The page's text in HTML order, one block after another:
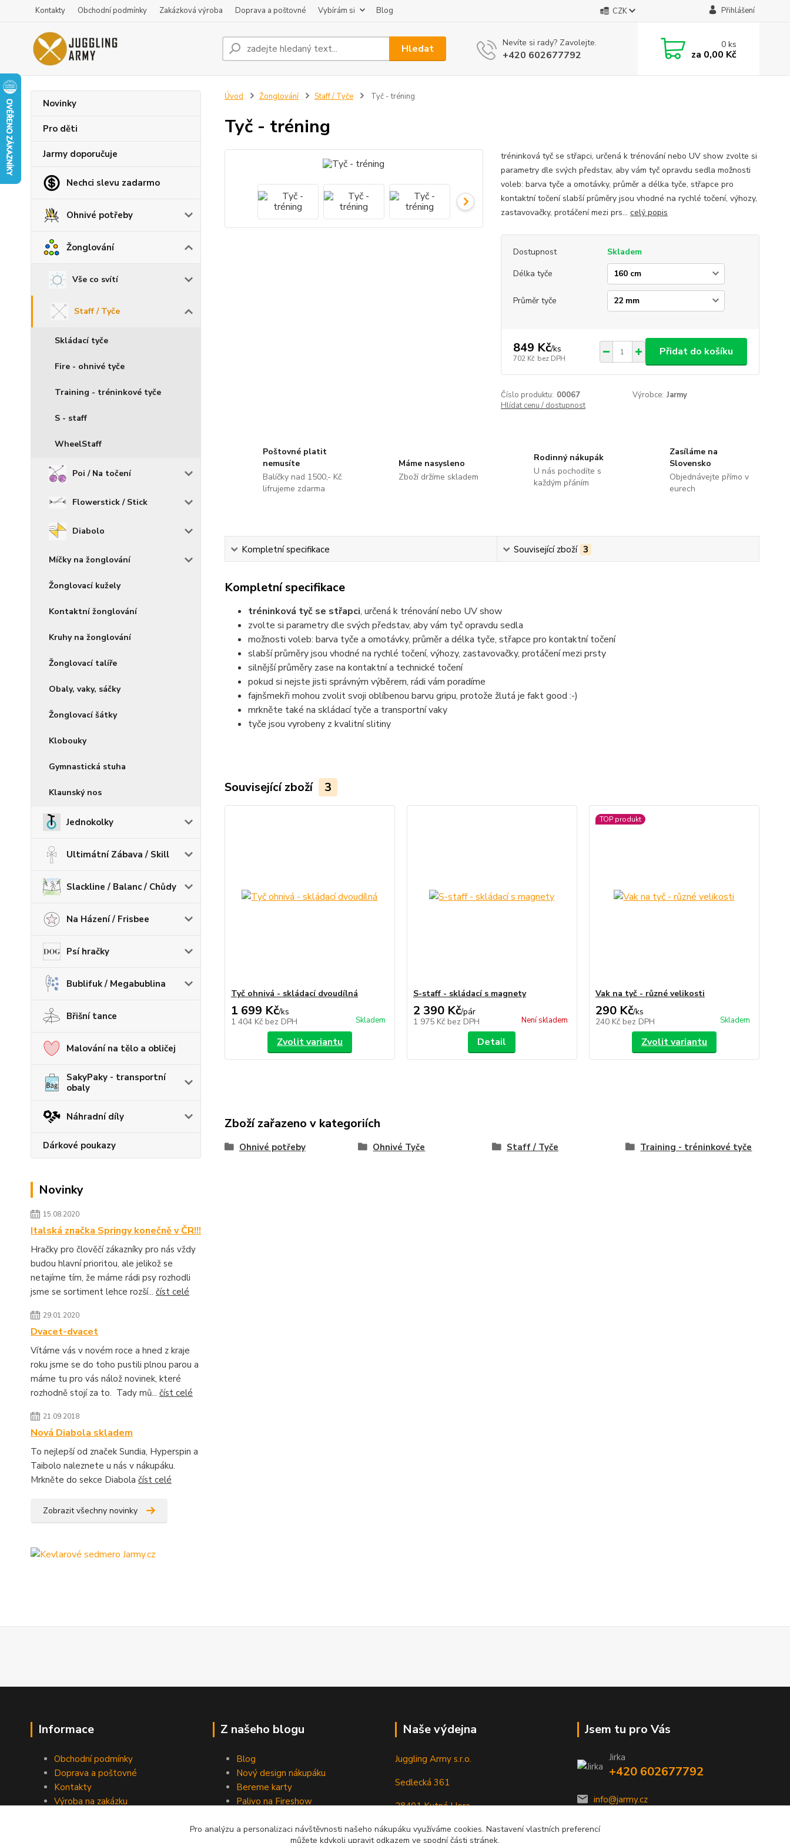
Kontakty Obchodní podmínky Zakázková výroba Doprava a poštovné Vybírám si Blog CZK Přihlášení
Hledat Nevíte si rady? Zavolejte.
+420 602677792
0ks
za 0,00 Kč
Novinky
Pro děti
Jarmy doporučuje
Nechci slevu zadarmo
Ohnivé potřeby
Žonglování
Vše co svítí
Staff / Tyče
Skládací tyče
Fire - ohnivé tyče
Training - tréninkové tyče
S - staff
WheelStaff
Poi / Na točení
Flowerstick / Stick
Diabolo
Míčky na žonglování
Žonglovací kužely
Kontaktní žonglování
Kruhy na žonglování
Žonglovací talíře
Obaly, vaky, sáčky
Žonglovací šátky
Klobouky
Gymnastická stuha
Klaunský nos
Jednokolky
Ultimátní Zábava / Skill
Slackline / Balanc / Chůdy
Na Házení / Frisbee
Psí hračky
Bublifuk / Megabublina
Břišní tance
Malování na tělo a obličej
SakyPaky - transportní
obaly
Náhradní díly
Dárkové poukazy
Novinky
15.08.2020
Italská značka Springy konečně v ČR!!!
Hračky pro člověčí zákazníky pro nás vždy
budou hlavní prioritou, ale jelikož se
netajíme tím, že máme rádi psy rozhodli
jsme se sortiment lehce rozší... číst celé
29.01.2020
Dvacet-dvacet
Vítáme vás v novém roce a hned z kraje
roku jsme se do toho pustili plnou parou a
máme tu pro vás nálož novinek, které
rozhodně stojí za to. Tady mů... číst celé
21.09.2018
Nová Diabola skladem
To nejlepší od značek Sundia, Hyperspin a
Taibolo naleznete u nás v nákupáku.
Mrkněte do sekce Diabola číst celé
Zobrazit všechny novinky
Úvod Žonglování Staff / Tyče Tyč - tréning
Tyč - tréning
tréninková tyč se střapci, určená k trénování nebo UV show zvolte si
parametry dle svých představ, aby vám tyč opravdu sedla možnosti
voleb: barva tyče a omotávky, průměr a délka tyče, střapce pro
kontaktní točení slabší průměry jsou vhodné na rychlé točení, výhozy,
zastavovačky, protáčení mezi prs... celý popis
Dostupnost
Skladem
Délka tyče
Průměr tyče
849 Kč/ks
702 Kč bez DPH
Přidat do košíku
Číslo produktu: 00067 Výrobce: Jarmy
Hlídat cenu / dostupnost
Poštovné platit
nemusíte
Balíčky nad 1500,- Kč
lifrujeme zdarma
Máme nasysleno
Zboží držíme skladem
Rodinný nákupák
U nás pochodíte s
každým přáním
Zasíláme na
Slovensko
Objednávejte přímo v
eurech
Kompletní specifikace Související zboží 3
Kompletní specifikace
tréninková tyč se střapci, určená k trénování nebo UV show
zvolte si parametry dle svých představ, aby vám tyč opravdu sedla
možnosti voleb: barva tyče a omotávky, průměr a délka tyče, střapce pro kontaktní točení
slabší průměry jsou vhodné na rychlé točení, výhozy, zastavovačky, protáčení mezi prsty
silnější průměry zase na kontaktní a technické točení
pokud si nejste jisti správným výběrem, rádi vám poradíme
fajnšmekři mohou zvolit svoji oblíbenou barvu gripu, protože žlutá je fakt good :-)
mrkněte také na skládací tyče a transportní vaky
tyče jsou vyrobeny z kvalitní slitiny
Související zboží 3
Tyč ohnivá - skládací dvoudílná
1 699 Kč/ks
1 404 Kč bez DPH Skladem
Zvolit variantu
S-staff - skládací s magnety
2 390 Kč/pár
1 975 Kč bez DPH Není skladem
Detail
TOP produkt
Vak na tyč - různé velikosti
290 Kč/ks
240 Kč bez DPH Skladem
Zvolit variantu
Zboží zařazeno v kategoriích
Ohnivé potřeby Ohnivé Tyče Staff / Tyče Training - tréninkové tyče
Informace
Obchodní podmínky
Doprava a poštovné
Kontakty
Výroba na zakázku
Z našeho blogu
Blog
Nový design nákupáku
Bereme karty
Palivo na Fireshow
Naše výdejna
Juggling Army s.r.o.
Sedlecká 361
28401 Kutná Hora
Jsem tu pro Vás
Jirka
+420 602677792
info@jarmy.cz
Pro analýzu a personalizaci návštěvnosti našeho nákupáku využíváme cookies. Nastavení vlastních preferencí
můžete kdykoli upravit odkazem ve spodní části stránek.